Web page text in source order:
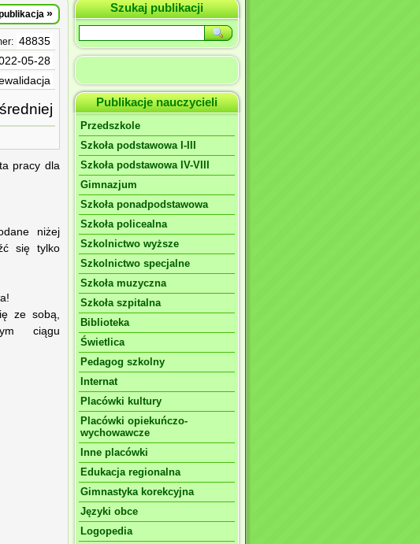
»
48835
05-28
pracy dla
niżej
się tylko
ze sobą,
ciągu
Szukaj publikacji
Publikacje nauczycieli
Przedszkole
Szkoła podstawowa I-III
Szkoła podstawowa IV-VIII
Gimnazjum
Szkoła ponadpodstawowa
Szkoła policealna
Szkolnictwo wyższe
Szkolnictwo specjalne
Szkoła muzyczna
Szkoła szpitalna
Biblioteka
Świetlica
Pedagog szkolny
Internat
Placówki kultury
Placówki opiekuńczo-
wychowawcze
Inne placówki
Edukacja regionalna
Gimnastyka korekcyjna
Języki obce
Logopedia